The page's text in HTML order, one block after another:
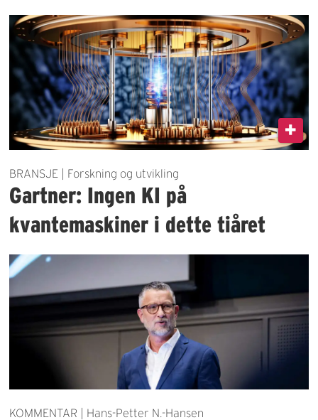
BRANSJE | Forskning og utvikling
Gartner: Ingen KI på
kvantemaskiner i dette tiåret
KOMMENTAR | Hans-Petter N.-Hansen